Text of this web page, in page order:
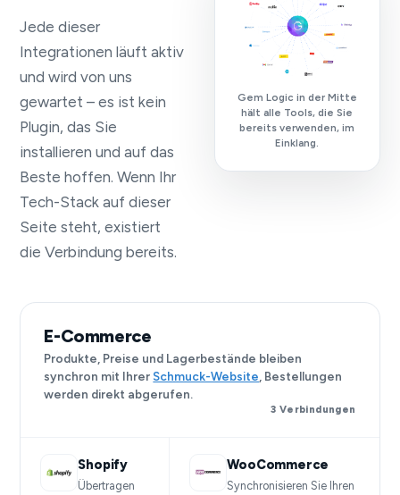
Jede dieser
Integrationen läuft aktiv
und wird von uns
gewartet – es ist kein
Plugin, das Sie
installieren und auf das
Beste hoffen. Wenn Ihr
Tech-Stack auf dieser
Seite steht, existiert
die Verbindung bereits.
Gem Logic in der Mitte
hält alle Tools, die Sie
bereits verwenden, im
Einklang.
E-Commerce
Produkte, Preise und Lagerbestände bleiben
synchron mit Ihrer Schmuck-Website , Bestellungen
werden direkt abgerufen.
3 Verbindungen
Shopify
Übertragen
WooCommerce
Synchronisieren Sie Ihren